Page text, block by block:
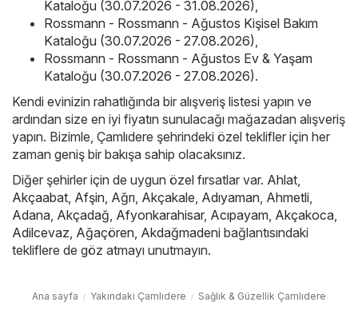
Kataloğu (30.07.2026 - 31.08.2026)
Rossmann - Rossmann - Ağustos Kişisel Bakım
Kataloğu (30.07.2026 - 27.08.2026)
Rossmann - Rossmann - Ağustos Ev & Yaşam
Kataloğu (30.07.2026 - 27.08.2026).
Kendi evinizin rahatlığında bir alışveriş listesi yapın ve
ardından size en iyi fiyatın sunulacağı mağazadan alışveriş
yapın. Bizimle, Çamlıdere şehrindeki özel teklifler için her
zaman geniş bir bakışa sahip olacaksınız.
Diğer şehirler için de uygun özel fırsatlar var. Ahlat
Akçaabat Afşin Ağrı Akçakale Adıyaman Ahmetli
Adana Akçadağ Afyonkarahisar, Acıpayam Akçakoca
Adilcevaz Ağaçören Akdağmadeni bağlantısındaki
tekliflere de göz atmayı unutmayın.
Ana sayfa Yakındaki Çamlıdere Sağlık & Güzellik Çamlıdere